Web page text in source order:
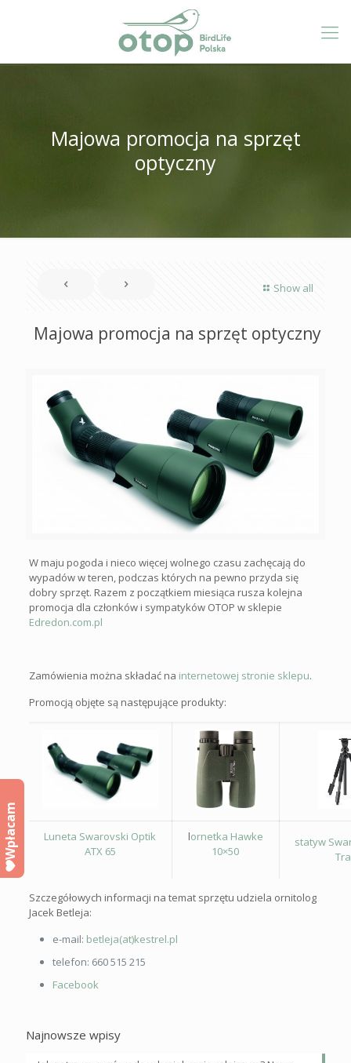
Majowa promocja na sprzęt
optyczny
Show all
Majowa promocja na sprzęt optyczny
W maju pogoda i nieco więcej wolnego czasu zachęcają do
wypadów w teren, podczas których na pewno przyda się
dobry sprzęt. Razem z początkiem miesiąca rusza kolejna
promocja dla członków i sympatyków OTOP w sklepie
Edredon.com.pl
Zamówienia można składać na internetowej stronie sklepu.
Promocją objęte są następujące produkty:
Luneta Swarovski Optik
ATX 65
lornetka Hawke
10×50
statyw
Szczegółowych informacji na temat sprzętu udziela ornitolog
Jacek Betleja:
e-mail: betleja(at)kestrel.pl
telefon: 660 515 215
Facebook
Najnowsze wpisy
Wpłacam